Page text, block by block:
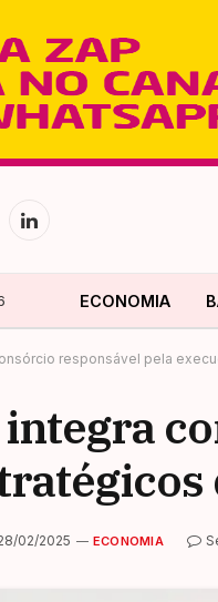
LinkedIn
ECONOMIA
responsável pela
integra
02/2025 ECONOMIA